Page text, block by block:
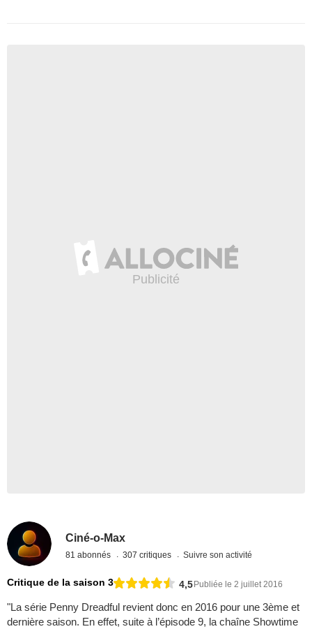
Ciné-o-Max
81 abonnés 307 critiques Suivre son activité
Critique de la saison 3 4,5Publiée le 2 juillet 2016
"La série Penny Dreadful revient donc en 2016 pour une 3ème et
dernière saison. En effet, suite à l’épisode 9, la chaîne Showtime